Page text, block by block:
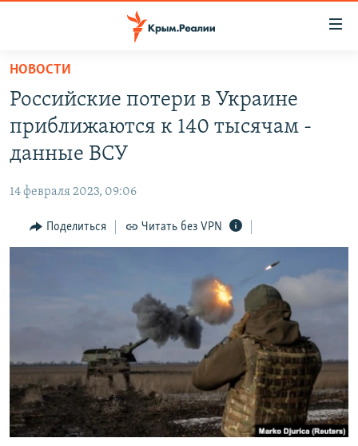
Вернуться
основному
содержанию
Вернутся
главной
навигации
Вернутся
СПЕЦПРОЕКТЫ
11 ЛЕТ ОККУПАЦИИ КРЫМА. 11 ИСТОРИЙ СОПРОТИВЛЕНИЯ
ВОДА
ЕЩЕ
ИНТЕРАКТИВ
СОВЕТЫ ПРАВОЗАЩИТНИКОВ
ПРОПАВШИЕ БЕЗ ВЕСТИ
ПОБЕДИТЕЛЕЙ НЕ СУДЯТ?
КРЫМ.НЕПОКОРЕННЫЙ
ELIFBE
РАДІО СВОБОДА
ПРИСОЕДИНЯЙТЕСЬ!
НОВОСТИ
Российские потери в Украине
приближаются к 140 тысячам -
данные ВСУ
14 февраля 2023, 09:06
Поделиться Читать без VPN